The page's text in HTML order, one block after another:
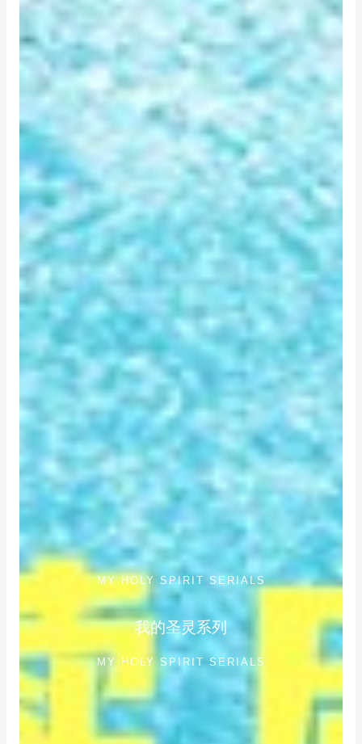
MY HOLY SPIRIT SERIALS
我的圣灵系列
MY HOLY SPIRIT SERIALS